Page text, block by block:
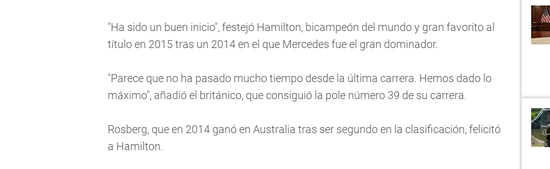
"Ha sido un buen inicio", festejó Hamilton, bicampeón del mundo y gran favorito al
título en 2015 tras un 2014 en el que Mercedes fue el gran dominador.
"Parece que no ha pasado mucho tiempo desde la última carrera. Hemos dado lo
máximo", añadió el británico, que consiguió la pole número 39 de su carrera.
Rosberg, que en 2014 ganó en Australia tras ser segundo en la clasificación, felicitó
a Hamilton.